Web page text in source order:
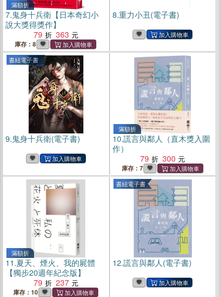
滿額折
7.鬼身十兵衛【日本奇幻小
說大獎得獎作】
79
363
庫存：8
8.重力小丑(電子書)
書紐電子書
9.鬼身十兵衛(電子書)
滿額折
10.謊言與鄰人（直木獎入圍
作）
79
300
庫存：7
滿額折
11.夏天、煙火、我的屍體
【獨步20週年紀念版】
79
237
庫存：10
書紐電子書
12.謊言與鄰人(電子書)